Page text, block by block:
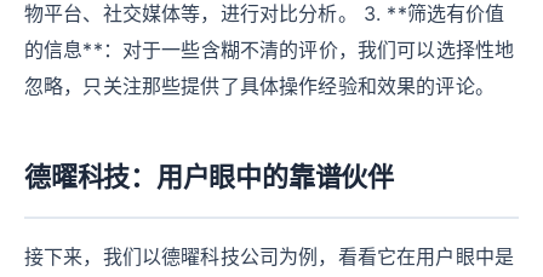
物平台、社交媒体等，进行对比分析。 3. **筛选有价值
的信息**：对于一些含糊不清的评价，我们可以选择性地
忽略，只关注那些提供了具体操作经验和效果的评论。
德曜科技：用户眼中的靠谱伙伴
接下来，我们以德曜科技公司为例，看看它在用户眼中是